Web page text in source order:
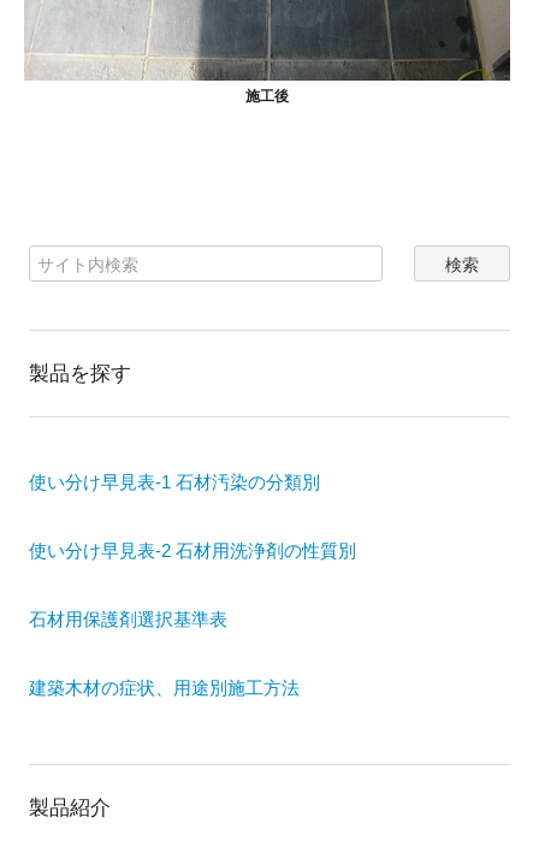
施工後
製品を探す
使い分け早見表-1 石材汚染の分類別
使い分け早見表-2 石材用洗浄剤の性質別
石材用保護剤選択基準表
建築木材の症状、用途別施工方法
製品紹介